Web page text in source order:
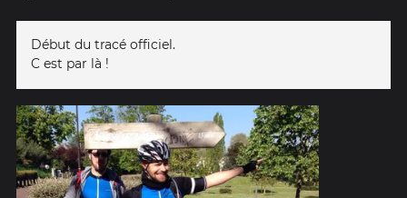
Début du tracé officiel.
C est par là !